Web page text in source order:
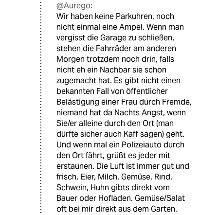
@Aurego:
Wir haben keine Parkuhren, noch
nicht einmal eine Ampel. Wenn man
vergisst die Garage zu schließen,
stehen die Fahrräder am anderen
Morgen trotzdem noch drin, falls
nicht eh ein Nachbar sie schon
zugemacht hat. Es gibt nicht einen
bekannten Fall von öffentlicher
Belästigung einer Frau durch Fremde,
niemand hat da Nachts Angst, wenn
Sie/er alleine durch den Ort (man
dürfte sicher auch Kaff sagen) geht.
Und wenn mal ein Polizeiauto durch
den Ort fährt, grüßt es jeder mit
erstaunen. Die Luft ist immer gut und
frisch, Eier, Milch, Gemüse, Rind,
Schwein, Huhn gibts direkt vom
Bauer oder Hofladen. Gemüse/Salat
oft bei mir direkt aus dem Garten.